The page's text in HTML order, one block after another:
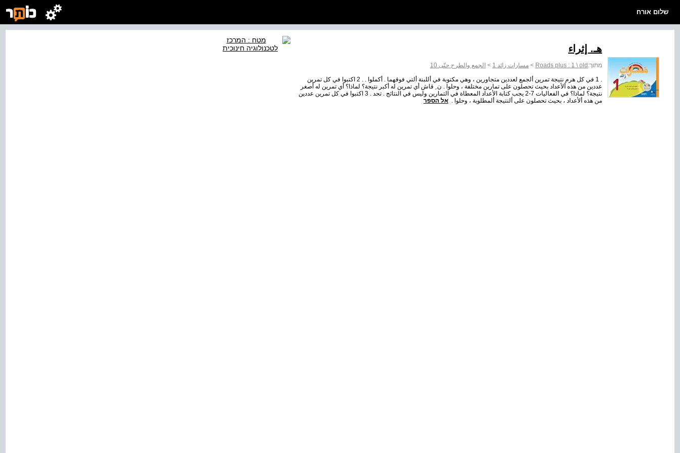
שלום אורח
هـ. إثراء
מתוך:Roads plus : 1 \ old
> مسارات زائد 1 > الجمع والطرح حتّى 10
. 1 في كل هرم نتيجة تمرين ألجمع لعددين متجاورين ، وهي مكتوبة في أللبنة ألتي فوقهما . أكملوا . . 2 اكتبوا في كل تمرين
عددين من هذه ألأعداد بحيث تحصلون على تمارين مختلفة ، وحلوا . ن ِ قاش أي تمرين له أكبر نتيجة؟ لماذا؟ أي تمرين له أصغر
نتيجة؟ لماذا؟ في الفعاليات 7-2 يجب كتابة الأعداد المعطاة في التمارين وليس في النتائج . تحد . 3 اكتبوا في كل تمرين عددين
من هذه ألأعداد ، بحيث تحصلون على ألنتيجة ألمطلوبة ، وحلوا . אל הספר